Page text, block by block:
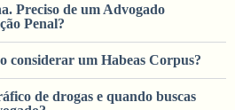
Preciso de um Advogado
Penal?
considerar um Habeas Corpus?
de drogas e quando buscas